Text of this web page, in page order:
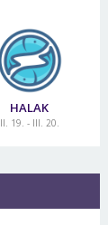
HALAK
II. 19. - III. 20.